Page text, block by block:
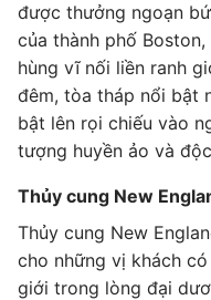
được thưởng ngoạn
của thành phố
hùng vĩ nối liền ranh
đêm, tòa tháp nổi bật
bật lên rọi chiếu vào
tượng huyền ảo và
Thủy cung New
Thủy cung New
cho những vị khách
giới trong lòng đại